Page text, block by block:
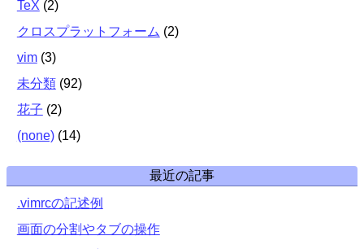
TeX (2)
クロスプラットフォーム (2)
vim (3)
未分類 (92)
花子 (2)
(none) (14)
最近の記事
.vimrcの記述例
画面の分割やタブの操作